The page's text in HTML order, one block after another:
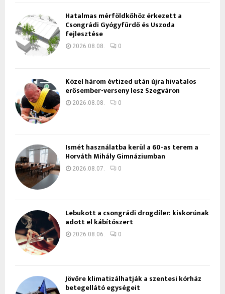
Hatalmas mérföldkőhöz érkezett a
Csongrádi Gyógyfürdő és Uszoda
fejlesztése
2026.08.08. 0
Közel három évtized után újra hivatalos
erősember-verseny lesz Szegváron
2026.08.08. 0
Ismét használatba kerül a 60-as terem a
Horváth Mihály Gimnáziumban
2026.08.07. 0
Lebukott a csongrádi drogdíler: kiskorúnak
adott el kábítószert
2026.08.06. 0
Jövőre klimatizálhatják a szentesi kórház
betegellátó egységeit